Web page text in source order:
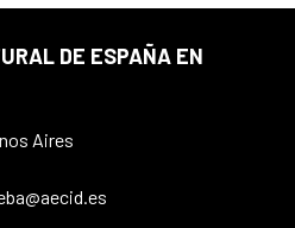
DE ESPAÑA EN
Aires